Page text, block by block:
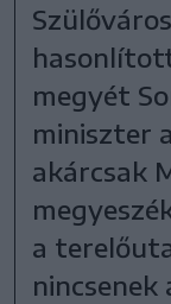
megyét
miniszter
akárcsak
a